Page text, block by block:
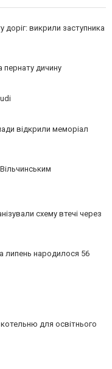
доріг: викрили заступника
дичину
відкрили меморіал
схему втечі через
липень народилося 56
для освітнього